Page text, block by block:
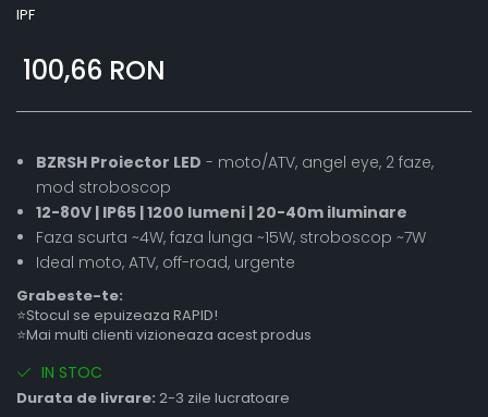
IPF
100,66 RON
BZRSH Proiector LED - moto/ATV, angel eye, 2 faze,
mod stroboscop
12-80V | IP65 | 1200 lumeni | 20-40m iluminare
Faza scurta ~4W, faza lunga ~15W, stroboscop ~7W
Ideal moto, ATV, off-road, urgente
Grabeste-te:
⭐Stocul se epuizeaza RAPID!
⭐Mai multi clienti vizioneaza acest produs
IN STOC
Durata de livrare: 2-3 zile lucratoare